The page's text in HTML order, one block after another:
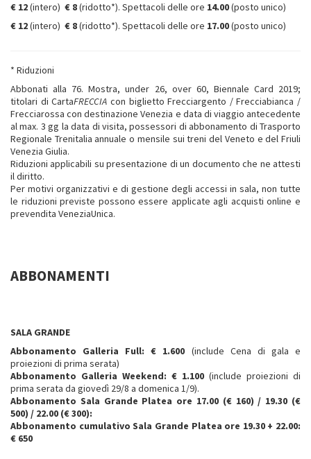
€ 12(intero) € 8(ridotto*). Spettacoli delle ore 14.00(posto unico)
€ 12(intero) € 8(ridotto*). Spettacoli delle ore 17.00(posto unico)
* Riduzioni
Abbonati alla 76. Mostra, under 26, over 60, Biennale Card 2019;
titolari di CartaFRECCIA con biglietto Frecciargento / Frecciabianca /
Frecciarossa con destinazione Venezia e data di viaggio antecedente
al max. 3 gg la data di visita, possessori di abbonamento di Trasporto
Regionale Trenitalia annuale o mensile sui treni del Veneto e del Friuli
Venezia Giulia.
Riduzioni applicabili su presentazione di un documento che ne attesti
il diritto.
Per motivi organizzativi e di gestione degli accessi in sala, non tutte
le riduzioni previste possono essere applicate agli acquisti online e
prevendita VeneziaUnica.
ABBONAMENTI
SALA GRANDE
Abbonamento Galleria Full: € 1.600 (include Cena di gala e
proiezioni di prima serata)
Abbonamento Galleria Weekend: € 1.100 (include proiezioni di
prima serata da giovedì 29/8 a domenica 1/9).
Abbonamento Sala Grande Platea ore 17.00 (€ 160) / 19.30 (€
500) / 22.00 (€ 300):
Abbonamento cumulativo Sala Grande Platea ore 19.30 + 22.00:
€ 650